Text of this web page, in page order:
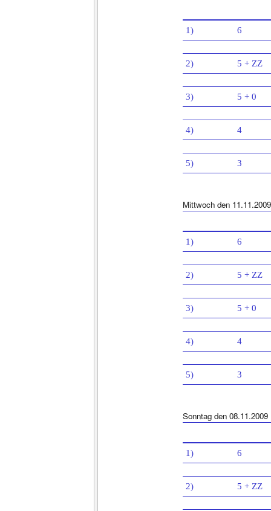
1) 6
2) 5 + ZZ
3) 5 + 0
4) 4
5) 3
Mittwoch den 11.11.2009
1) 6
2) 5 + ZZ
3) 5 + 0
4) 4
5) 3
Sonntag den 08.11.2009
1) 6
2) 5 + ZZ